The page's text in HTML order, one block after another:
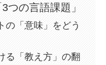
つの言語課題」
「意味」をどう
る「教え方」の翻